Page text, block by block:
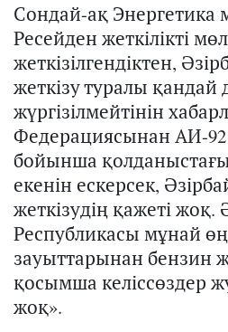
Сондай-ақ Энергетика
Ресейден жеткілікті
жеткізілгендіктен,
жеткізу туралы қандай
жүргізілмейтінін
Федерациясынан АИ-92
бойынша қолданыстағы
екенін ескерсек,
жеткізудің қажеті жоқ.
Республикасы мұнай
зауыттарынан бензин
қосымша келіссөздер
жоқ».